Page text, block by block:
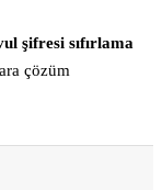
şifresi sıfırlama
çözüm